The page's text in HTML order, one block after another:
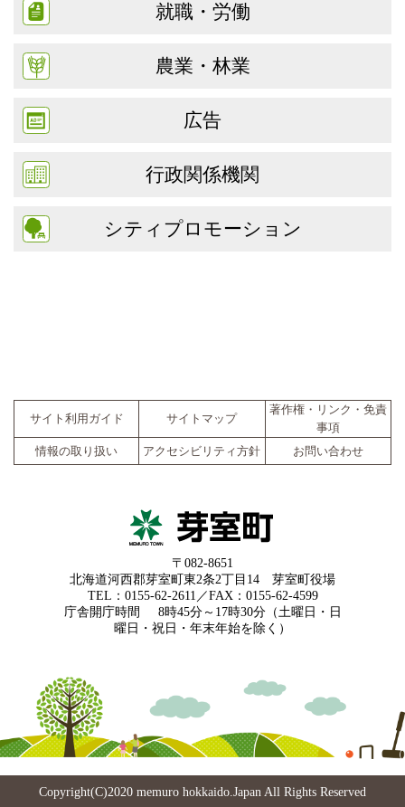
就職・労働
農業・林業
広告
行政関係機関
シティプロモーション
サイト利用ガイド サイトマップ
著作権・リンク・免責
事項
情報の取り扱い
アクセシビリティ方針 お問い合わせ
〒082-8651
北海道河西郡芽室町東2条2丁目14 芽室町役場
TEL：0155-62-2611／FAX：0155-62-4599
庁舎開庁時間
8時45分～17時30分（土曜日・日
曜日・祝日・年末年始を除く）
Copyright(C)2020 memuro hokkaido.Japan All Rights Reserved